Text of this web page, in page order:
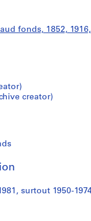
fonds, 1852,
creator)
surtout 1950-